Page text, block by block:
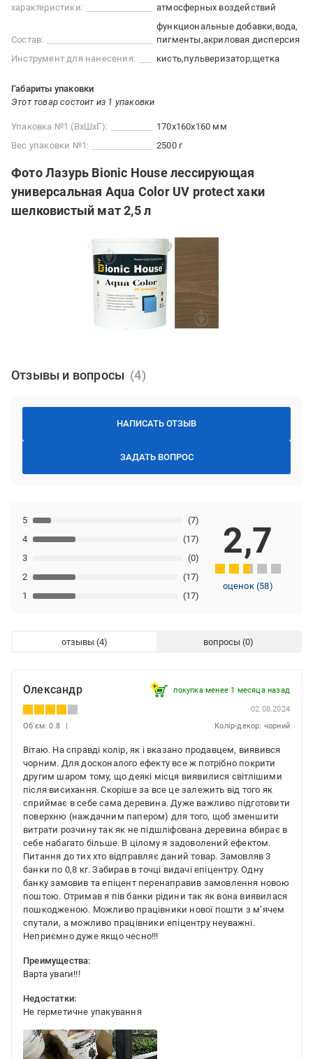
характеристики: атмосферных воздействий
Состав:
функциональные добавки вода
пигменты акриловая дисперсия
Инструмент для нанесения:
кисть пульверизатор щетка
Габариты упаковки
Этот товар состоит из 1 упаковки
Упаковка №1 (ВхШхГ):
170x160x160 мм
Вес упаковки №1:
2500 г
Фото Лазурь Bionic House лессирующая
универсальная Aqua Color UV protect хаки
шелковистый мат 2,5 л
Отзывы и вопросы
НАПИСАТЬ ОТЗЫВ
ЗАДАТЬ ВОПРОС
1 (17)
2 (17)
3 (0)
4 (17)
5 (7)
2,7
оценок (58)
отзывы вопросы
Олександр покупка менее 1 месяца назад
02.08.2024
Об'єм: 0.8
Колір-декор: чорний
Вітаю. На справді колір, як і вказано продавцем, виявився
чорним. Для досконалого ефекту все ж потрібно покрити
другим шаром тому, що деякі місця виявилися світлішими
після висихання. Скоріше за все це залежить від того як
сприймає в себе сама деревина. Дуже важливо підготовити
поверхню (наждачним папером) для того, щоб зменшити
витрати розчину так як не підшліфована деревина вбирає в
себе набагато більше. В цілому я задоволений ефектом.
Питання до тих хто відправляє даний товар. Замовляв 3
банки по 0,8 кг. Забирав в точці видачі епіцентру. Одну
банку замовив та епіцент перенаправив замовлення новою
поштою. Отримав я пів банки рідини так як вона виявилася
пошкодженою. Можливо працівники нової пошти з мʼячем
спутали, а можливо працівники епіцентру неуважні.
Неприємно дуже якщо чесно!!!
Преимущества:
Варта уваги!!!
Недостатки:
Не герметичне упакування